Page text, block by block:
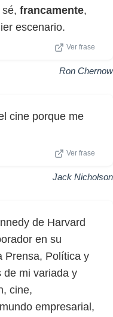
francamente,
escenario.
Ver frase
Ron Chernow
cine porque me
Ver frase
Jack Nicholson
de Harvard
en su
Prensa, Política y
de mi variada y
cine,
empresarial,